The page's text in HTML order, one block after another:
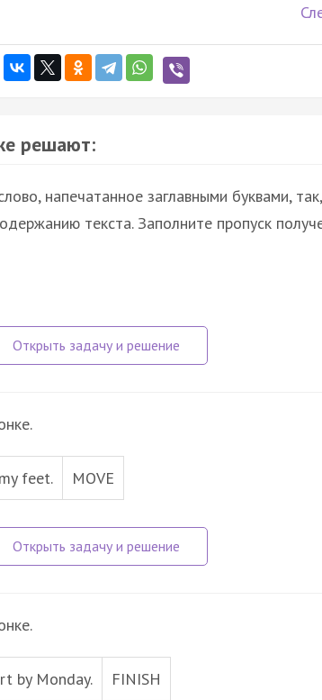
решают:
напечатанное заглавными буквами,
текста. Заполните пропуск
feet. MOVE
by Monday. FINISH